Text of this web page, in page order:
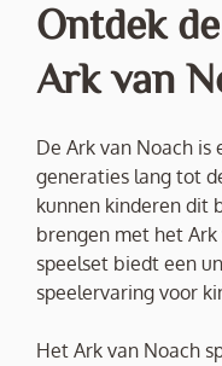
Ontdek
Ark van
De Ark van Noach is
generaties lang tot
kunnen kinderen dit
brengen met het Ark
speelset biedt een
speelervaring voor
Het Ark van Noach